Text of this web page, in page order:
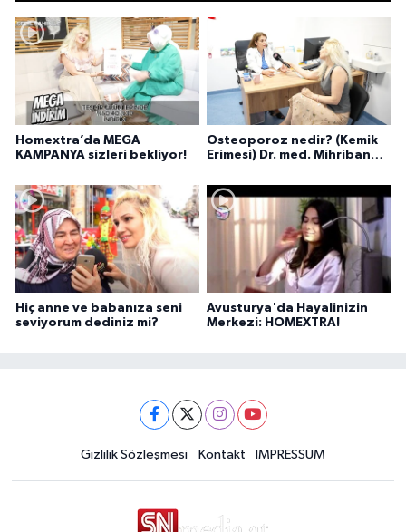
Homextra’da MEGA
KAMPANYA sizleri bekliyor!
Osteoporoz nedir? (Kemik
Erimesi) Dr. med. Mihriban
Hiç anne ve babanıza seni
seviyorum dediniz mi?
Avusturya'da Hayalinizin
Merkezi: HOMEXTRA!
Gizlilik Sözleşmesi Kontakt IMPRESSUM